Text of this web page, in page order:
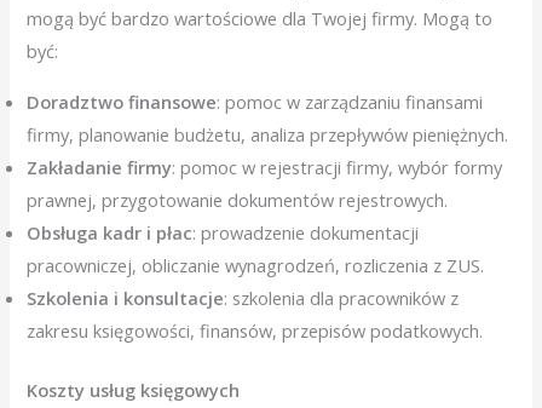
mogą być bardzo wartościowe dla Twojej firmy. Mogą to
być:
Doradztwo finansowe: pomoc w zarządzaniu finansami
firmy, planowanie budżetu, analiza przepływów pieniężnych.
Zakładanie firmy: pomoc w rejestracji firmy, wybór formy
prawnej, przygotowanie dokumentów rejestrowych.
Obsługa kadr i płac: prowadzenie dokumentacji
pracowniczej, obliczanie wynagrodzeń, rozliczenia z ZUS.
Szkolenia i konsultacje: szkolenia dla pracowników z
zakresu księgowości, finansów, przepisów podatkowych.
Koszty usług księgowych